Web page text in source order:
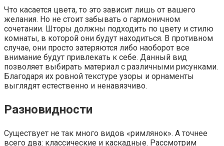
Что касается цвета, то это зависит лишь от вашего
желания. Но не стоит забывать о гармоничном
сочетании. Шторы должны подходить по цвету и стилю
комнаты, в которой они будут находиться. В противном
случае, они просто затеряются либо наоборот все
внимание будут привлекать к себе. Данный вид
позволяет выбирать материал с различными рисунками.
Благодаря их ровной текстуре узоры и орнаменты
выглядят естественно и ненавязчиво.
Разновидности
Существует не так много видов «римлянок». А точнее
всего два: классические и каскадные. Рассмотрим